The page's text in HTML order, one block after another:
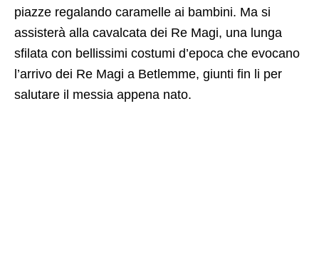
piazze regalando caramelle ai bambini. Ma si
assisterà alla cavalcata dei Re Magi, una lunga
sfilata con bellissimi costumi d’epoca che evocano
l’arrivo dei Re Magi a Betlemme, giunti fin li per
salutare il messia appena nato.